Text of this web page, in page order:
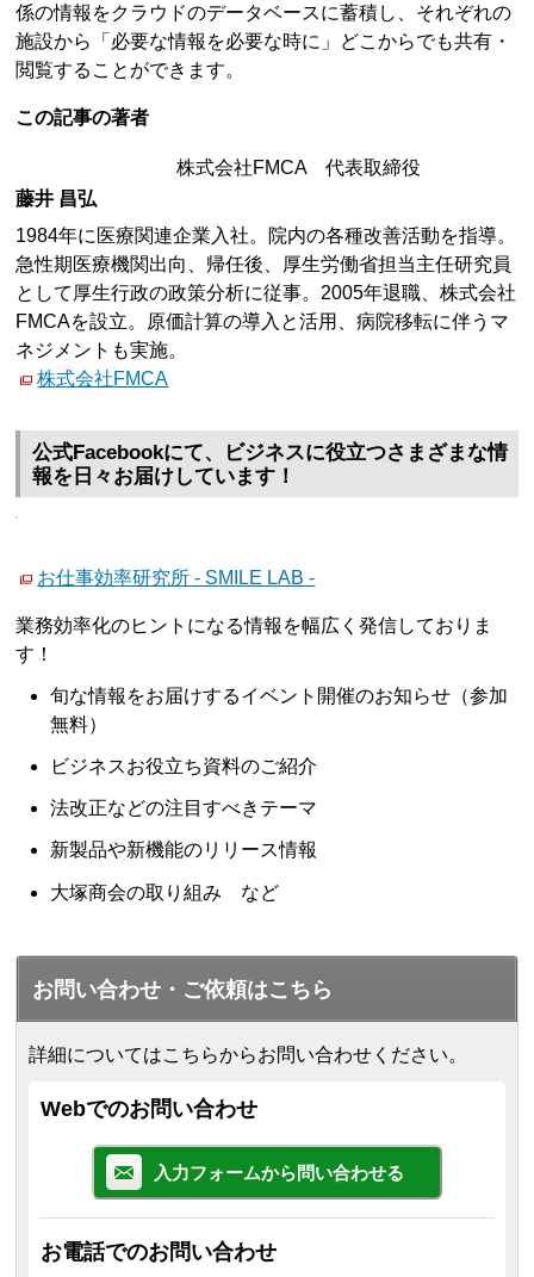
係の情報をクラウドのデータベースに蓄積し、それぞれの
施設から「必要な情報を必要な時に」どこからでも共有・
閲覧することができます。
この記事の著者
株式会社FMCA 代表取締役
藤井 昌弘
1984年に医療関連企業入社。院内の各種改善活動を指導。
急性期医療機関出向、帰任後、厚生労働省担当主任研究員
として厚生行政の政策分析に従事。2005年退職、株式会社
FMCAを設立。原価計算の導入と活用、病院移転に伴うマ
ネジメントも実施。
株式会社FMCA
公式Facebookにて、ビジネスに役立つさまざまな情
報を日々お届けしています！
お仕事効率研究所 - SMILE LAB -
業務効率化のヒントになる情報を幅広く発信しておりま
す！
旬な情報をお届けするイベント開催のお知らせ（参加
無料）
ビジネスお役立ち資料のご紹介
法改正などの注目すべきテーマ
新製品や新機能のリリース情報
大塚商会の取り組み など
お問い合わせ・ご依頼はこちら
詳細についてはこちらからお問い合わせください。
Webでのお問い合わせ
入力フォームから問い合わせる
お電話でのお問い合わせ